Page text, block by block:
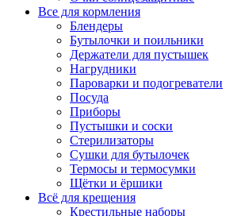
Все для кормления
Блендеры
Бутылочки и поильники
Держатели для пустышек
Нагрудники
Пароварки и подогреватели
Посуда
Приборы
Пустышки и соски
Стерилизаторы
Сушки для бутылочек
Термосы и термосумки
Щётки и ёршики
Всё для крещения
Крестильные наборы